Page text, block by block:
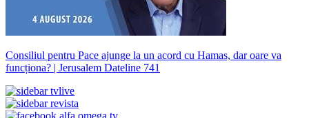
Consiliul pentru Pace ajunge la un acord cu Hamas, dar oare va
funcționa? | Jerusalem Dateline 741